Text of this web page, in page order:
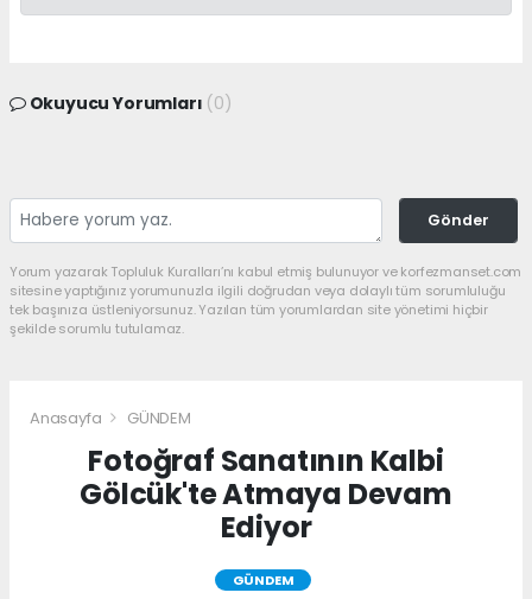
Okuyucu Yorumları (0)
Gönder
Yorum yazarak Topluluk Kuralları’nı kabul etmiş bulunuyor ve korfezmanset.com
sitesine yaptığınız yorumunuzla ilgili doğrudan veya dolaylı tüm sorumluluğu
tek başınıza üstleniyorsunuz. Yazılan tüm yorumlardan site yönetimi hiçbir
şekilde sorumlu tutulamaz.
Anasayfa GÜNDEM
Fotoğraf Sanatının Kalbi
Gölcük'te Atmaya Devam
Ediyor
GÜNDEM